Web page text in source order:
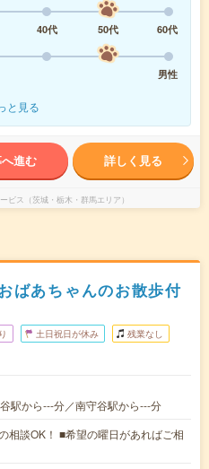
40代 50代
60代
男性
と見る
進む 詳しく見る
ビス（茨城・栃木・群馬エリア）
ばあちゃんのお散歩付
土日祝日が休み 残業なし
駅から---分／南守谷駅から---分
相談OK！ ■希望の曜日があればご相